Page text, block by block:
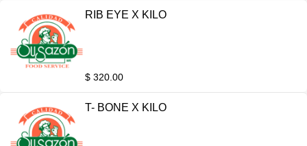
RIB EYE X KILO
$ 320.00
T- BONE X KILO